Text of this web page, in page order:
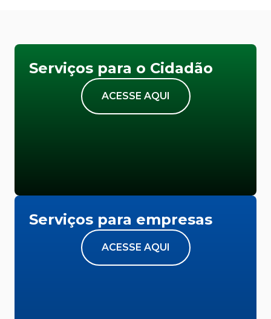
Serviços para o Cidadão
ACESSE AQUI
Serviços para empresas
ACESSE AQUI